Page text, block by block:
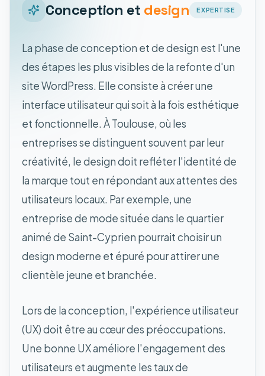
Conception et design EXPERTISE
La phase de conception et de design est l'une
des étapes les plus visibles de la refonte d'un
site WordPress. Elle consiste à créer une
interface utilisateur qui soit à la fois esthétique
et fonctionnelle. À Toulouse, où les
entreprises se distinguent souvent par leur
créativité, le design doit refléter l'identité de
la marque tout en répondant aux attentes des
utilisateurs locaux. Par exemple, une
entreprise de mode située dans le quartier
animé de Saint-Cyprien pourrait choisir un
design moderne et épuré pour attirer une
clientèle jeune et branchée.
Lors de la conception, l'expérience utilisateur
(UX) doit être au cœur des préoccupations.
Une bonne UX améliore l'engagement des
utilisateurs et augmente les taux de